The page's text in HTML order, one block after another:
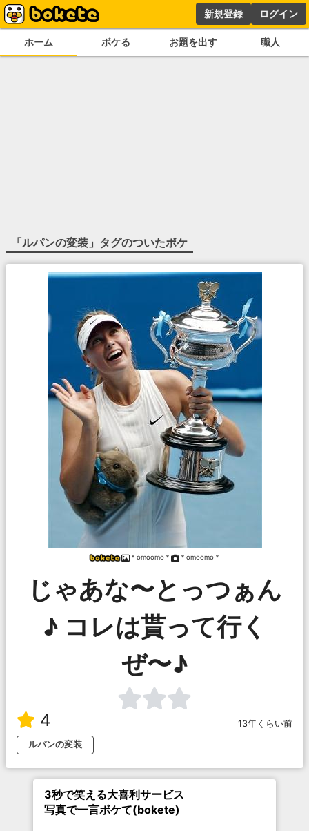
新規登録 ログイン
ホーム ボケる お題を出す 職人
「ルパンの変装 」タグのついたボケ
＊omoomo＊ ＊omoomo＊
じゃあな〜とっつぁん
♪ コレは貰って行く
ぜ〜♪
4
13年くらい前
ルパンの変装
3秒で笑える大喜利サービス
写真で一言ボケて(bokete)